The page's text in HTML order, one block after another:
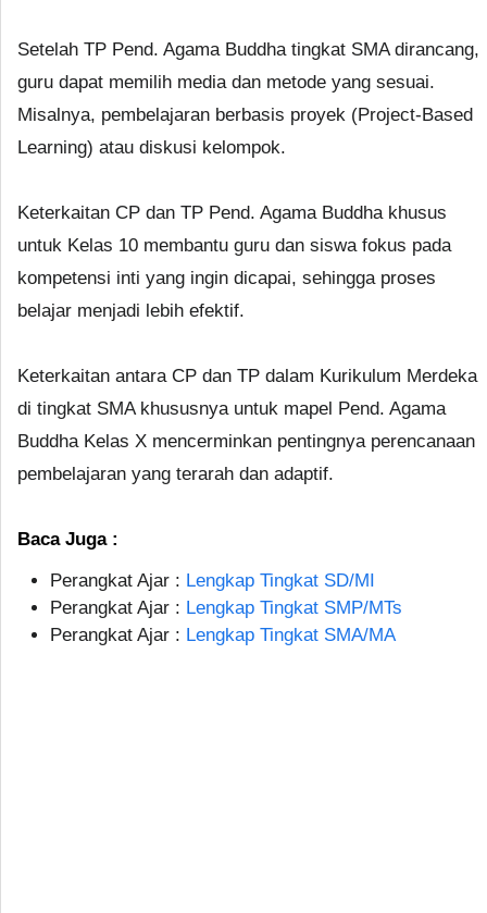
Setelah TP Pend. Agama Buddha tingkat SMA dirancang,
guru dapat memilih media dan metode yang sesuai.
Misalnya, pembelajaran berbasis proyek (Project-Based
Learning) atau diskusi kelompok.
Keterkaitan CP dan TP Pend. Agama Buddha khusus
untuk Kelas 10 membantu guru dan siswa fokus pada
kompetensi inti yang ingin dicapai, sehingga proses
belajar menjadi lebih efektif.
Keterkaitan antara CP dan TP dalam Kurikulum Merdeka
di tingkat SMA khususnya untuk mapel Pend. Agama
Buddha Kelas X mencerminkan pentingnya perencanaan
pembelajaran yang terarah dan adaptif.
Baca Juga :
Perangkat Ajar : Lengkap Tingkat SD/MI
Perangkat Ajar : Lengkap Tingkat SMP/MTs
Perangkat Ajar : Lengkap Tingkat SMA/MA